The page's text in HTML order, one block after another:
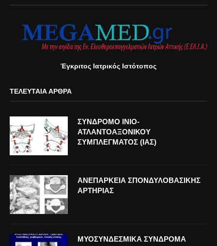
Έγκριτος Ιατρικός Ιστότοπος
ΤΕΛΕΥΤΑΊΑ ΆΡΘΡΑ
ΣΥΝΔΡΟΜΟ ΙΝΙΟ-
ΑΤΛΑΝΤΟΑΞΟΝΙΚΟΥ
ΣΥΜΠΛΕΓΜΑΤΟΣ (ΙΑΣ)
ΑΝΕΠΑΡΚΕΙΑ ΣΠΟΝΔΥΛΟΒΑΣΙΚΗΣ
ΑΡΤΗΡΙΑΣ
ΜΥΟΣΥΝΔΕΣΜΙΚΑ ΣΥΝΔΡΟΜΑ